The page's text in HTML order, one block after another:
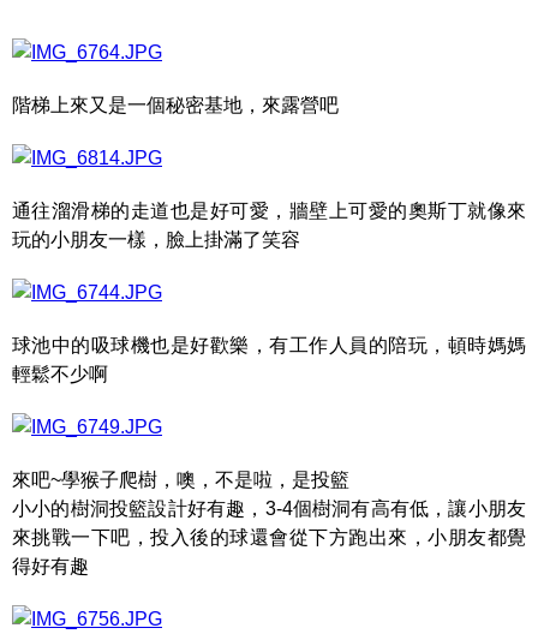
階梯上來又是一個秘密基地，來露營吧
通往溜滑梯的走道也是好可愛，牆壁上可愛的奧斯丁就像來
玩的小朋友一樣，臉上掛滿了笑容
球池中的吸球機也是好歡樂，有工作人員的陪玩，頓時媽媽
輕鬆不少啊
來吧~學猴子爬樹，噢，不是啦，是投籃
小小的樹洞投籃設計好有趣，3-4個樹洞有高有低，讓小朋友
來挑戰一下吧，投入後的球還會從下方跑出來，小朋友都覺
得好有趣